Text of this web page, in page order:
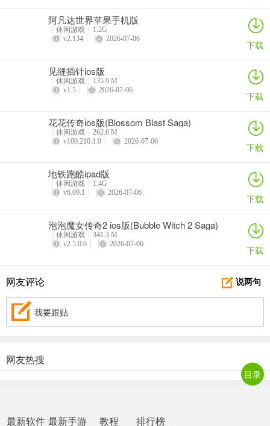
因此使用技能因按照三二一的顺序使用，等待技能效果散去后看广
当你为珊瑚或珊瑚礁升级至25的倍数时，获得礼盒，点击后可使产出
乘2倍。注意，为珊瑚礁升级后仅是点击翻倍，为珊瑚升级仅是该珊瑚
可为技能升级，消耗钻石，前三个对应技能一二三，后三个分别为永
久自动点击珊瑚礁(很慢)、产出×1.1、技能CD减少。若不想用调时间
玩升第二个即可。
更新日志
-2个花园守护者包和2个山谷百合包已添加到深渊坦克中。
-完成扩展任务，获得8种扩展！
阿凡达世界苹果手机版
休闲游戏
1.2G
v2.134
2026-07-06 下载
见缝插针ios版
休闲游戏
135.9 M
v1.5
2026-07-06 下载
花花传奇ios版(Blossom Blast Saga)
休闲游戏
262.6 M
v100.210.1.0
2026-07-06 下载
地铁跑酷ipad版
休闲游戏
1.4G
v6.09.1
2026-07-06 下载
泡泡魔女传奇2 ios版(Bubble Witch 2 Saga)
休闲游戏
341.3 M
v2.5.0.0
2026-07-06 下载
说两句
网友评论
我要跟贴
网友热搜
最新软件 最新手游 教程 排行榜
目录